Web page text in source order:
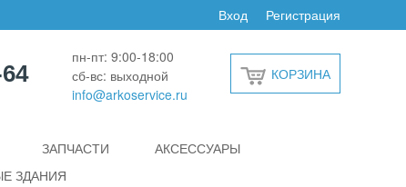
Регистрация
Вход
пн-пт: 9:00-18:00
сб-вс: выходной
info@arkoservice.ru
КОРЗИНА
ЗАПЧАСТИ
АКСЕССУАРЫ
ЗДАНИЯ